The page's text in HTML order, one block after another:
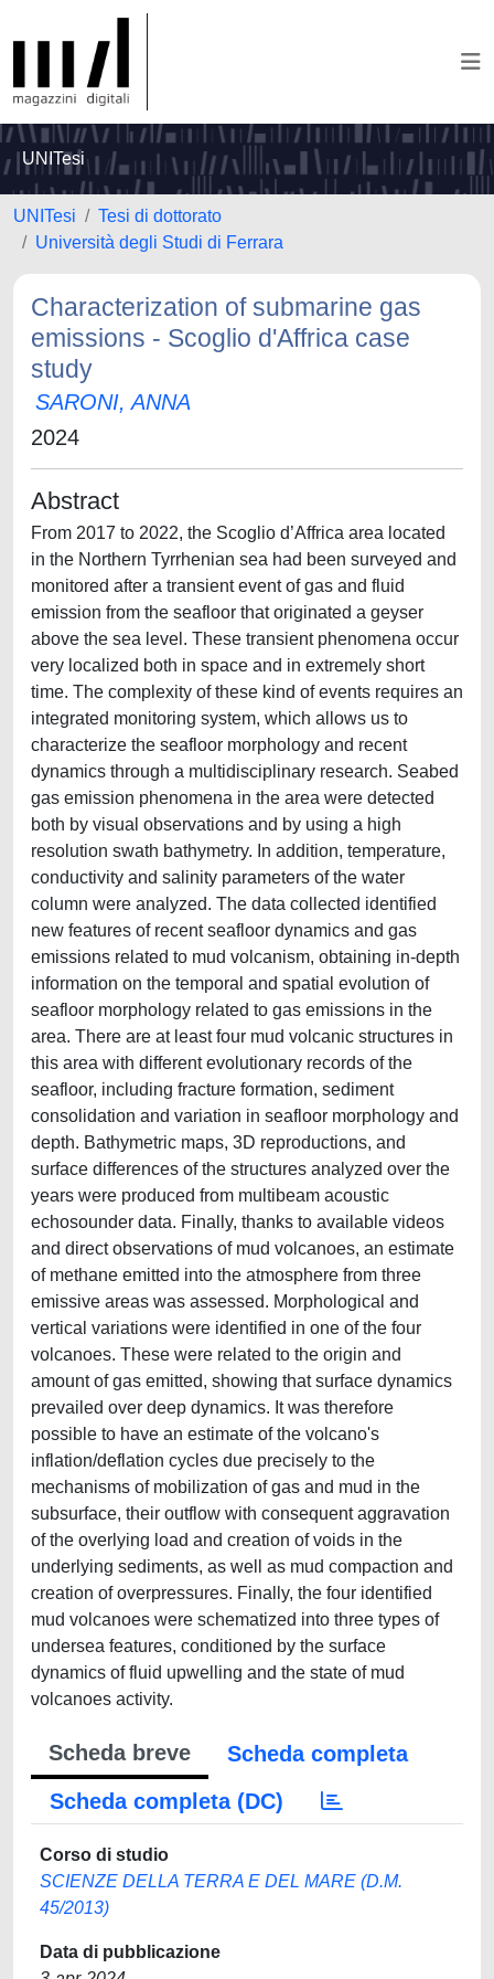
UNITesi
UNITesi
Tesi di dottorato
Università degli Studi di Ferrara
Characterization of submarine gas
emissions - Scoglio d'Affrica case
study
SARONI, ANNA
2024
Abstract
From 2017 to 2022, the Scoglio d’Affrica area located
in the Northern Tyrrhenian sea had been surveyed and
monitored after a transient event of gas and fluid
emission from the seafloor that originated a geyser
above the sea level. These transient phenomena occur
very localized both in space and in extremely short
time. The complexity of these kind of events requires an
integrated monitoring system, which allows us to
characterize the seafloor morphology and recent
dynamics through a multidisciplinary research. Seabed
gas emission phenomena in the area were detected
both by visual observations and by using a high
resolution swath bathymetry. In addition, temperature,
conductivity and salinity parameters of the water
column were analyzed. The data collected identified
new features of recent seafloor dynamics and gas
emissions related to mud volcanism, obtaining in-depth
information on the temporal and spatial evolution of
seafloor morphology related to gas emissions in the
area. There are at least four mud volcanic structures in
this area with different evolutionary records of the
seafloor, including fracture formation, sediment
consolidation and variation in seafloor morphology and
depth. Bathymetric maps, 3D reproductions, and
surface differences of the structures analyzed over the
years were produced from multibeam acoustic
echosounder data. Finally, thanks to available videos
and direct observations of mud volcanoes, an estimate
of methane emitted into the atmosphere from three
emissive areas was assessed. Morphological and
vertical variations were identified in one of the four
volcanoes. These were related to the origin and
amount of gas emitted, showing that surface dynamics
prevailed over deep dynamics. It was therefore
possible to have an estimate of the volcano's
inflation/deflation cycles due precisely to the
mechanisms of mobilization of gas and mud in the
subsurface, their outflow with consequent aggravation
of the overlying load and creation of voids in the
underlying sediments, as well as mud compaction and
creation of overpressures. Finally, the four identified
mud volcanoes were schematized into three types of
undersea features, conditioned by the surface
dynamics of fluid upwelling and the state of mud
volcanoes activity.
Scheda breve
Scheda completa
Scheda completa (DC)
Corso di studio
SCIENZE DELLA TERRA E DEL MARE (D.M.
45/2013)
Data di pubblicazione